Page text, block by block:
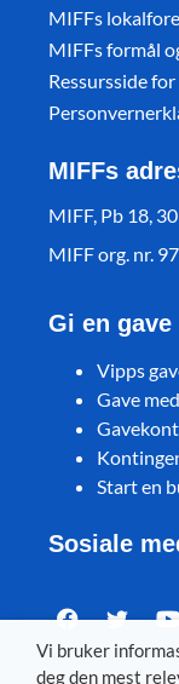
MIFFs
MIFFs formål
Ressursside
MIFFs
MIFF, Pb 18,
MIFF org. nr.
Gi en
Vipps
Gave
Start en
Sosiale
Vi bruker
deg den mest